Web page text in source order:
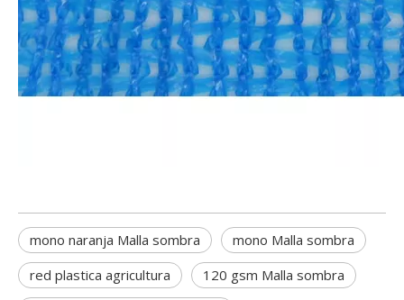
mono naranja Malla sombra
mono Malla sombra
red plastica agricultura
120 gsm Malla sombra